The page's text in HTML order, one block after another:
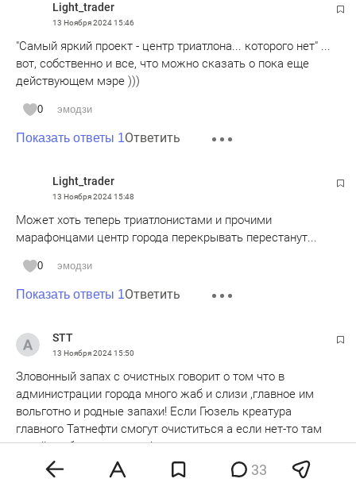
Light_trader
13 Ноября 202415:46
"Самый яркий проект - центр триатлона... которого нет" ...
вот, собственно и все, что можно сказать о пока еще
действующем мэре )))
0 эмодзи
Показать ответы 1Ответить
Light_trader
13 Ноября 202415:48
Может хоть теперь триатлонистами и прочими
марафонцами центр города перекрывать перестанут...
0 эмодзи
Показать ответы 1Ответить
STT
13 Ноября 202415:50
Зловонный запах с очистных говорит о том что в
администрации города много жаб и слизи ,главное им
вольготно и родные запахи! Если Гюзель креатура
главного Татнефти смогут очиститься а если нет-то там
такой клубок, террариум!
33